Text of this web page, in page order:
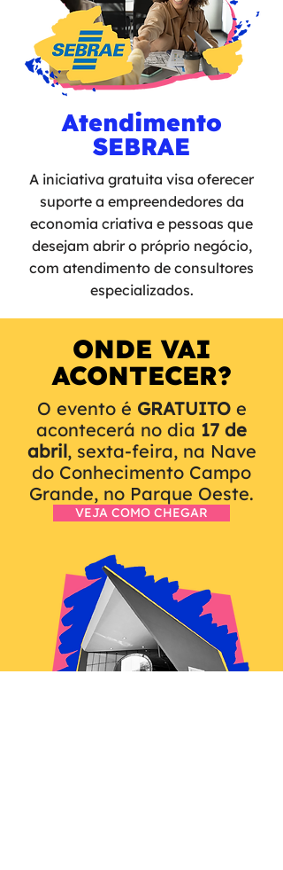
Atendimento
SEBRAE
A iniciativa gratuita visa oferecer
suporte a empreendedores da
economia criativa e pessoas que
desejam abrir o próprio negócio,
com atendimento de consultores
especializados.
ONDE VAI
ACONTECER?
O evento é GRATUITOe
acontecerá no dia 17 de
abril, sexta-feira, na Nave
do Conhecimento Campo
Grande, no Parque Oeste.
VEJA COMO CHEGAR